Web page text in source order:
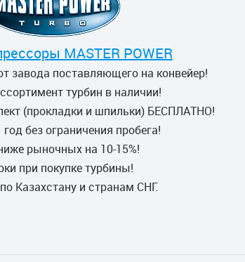
MASTER POWER
завода поставляющего на конвейер!
турбин в наличии!
(прокладки и шпильки) БЕСПЛАТНО!
год без ограничения пробега!
рыночных на 10-15%!
при покупке турбины!
Казахстану и странам СНГ.